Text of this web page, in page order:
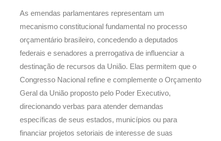
As emendas parlamentares representam um
mecanismo constitucional fundamental no processo
orçamentário brasileiro, concedendo a deputados
federais e senadores a prerrogativa de influenciar a
destinação de recursos da União. Elas permitem que o
Congresso Nacional refine e complemente o Orçamento
Geral da União proposto pelo Poder Executivo,
direcionando verbas para atender demandas
específicas de seus estados, municípios ou para
financiar projetos setoriais de interesse de suas